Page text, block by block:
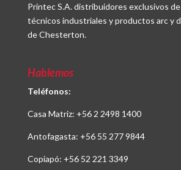
Printec S.A. distribuidores exclusivos
técnicos industriales y productos arc y
de Chesterton.
Hablemos
Teléfonos:
Casa Matriz: +56 2 2498 1400
Antofagasta: +56 55 277 9844
Copiapó: +56 52 221 3349